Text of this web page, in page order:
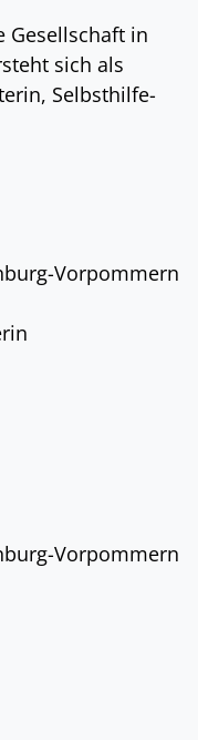
Gesellschaft in
sich als
Selbsthilfe-
Vorpommern
Vorpommern